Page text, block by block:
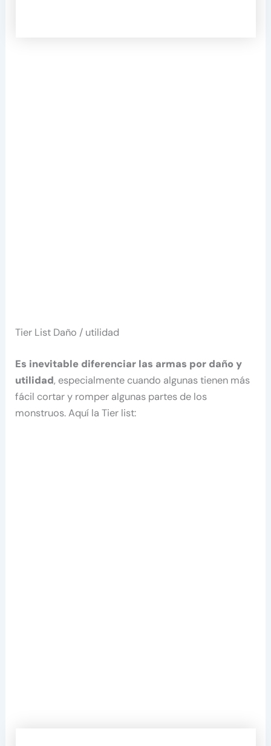
Tier List Daño / utilidad
Es inevitable diferenciar las armas por daño y
utilidad, especialmente cuando algunas tienen más
fácil cortar y romper algunas partes de los
monstruos. Aquí la Tier list: